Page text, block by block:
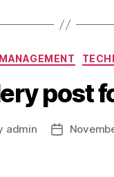
post
admin
Post